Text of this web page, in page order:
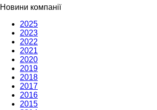
Новини компанії
2025
2023
2022
2021
2020
2019
2018
2017
2016
2015